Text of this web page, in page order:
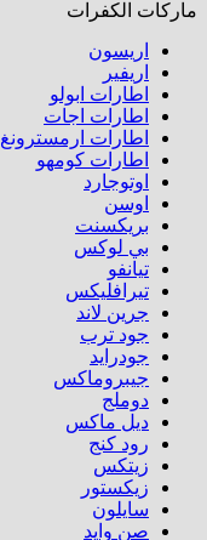
ماركات الكفرات
اريسون
اريفير
اطارات ابولو
اطارات اجات
اطارات ارمسترونغ
اطارات كومهو​
اوتوجارد
اوسن
بريكسنت
بي لوكس
تيانفو
تيرافليكس
جرين لاند
جود ترب
جودرايد
جيبروماكس
دوملج
ديل ماكس
رود كنج
زيتكس
زيكستور
سايلون
صن وايد